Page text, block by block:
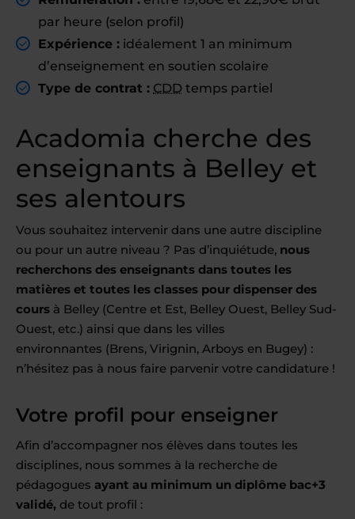
par heure (selon profil)
Expérience : idéalement 1 an minimum
d’enseignement en soutien scolaire
Type de contrat : CDD temps partiel
Acadomia cherche des
enseignants à Belley et
ses alentours
Vous souhaitez intervenir dans une autre discipline
ou pour un autre niveau ? Pas d’inquiétude, nous
recherchons des enseignants dans toutes les
matières et toutes les classes pour dispenser des
cours à Belley (Centre et Est, Belley Ouest, Belley Sud-
Ouest, etc.) ainsi que dans les villes
environnantes (Brens, Virignin, Arboys en Bugey) :
n’hésitez pas à nous faire parvenir votre candidature !
Votre profil pour enseigner
Afin d’accompagner nos élèves dans toutes les
disciplines, nous sommes à la recherche de
pédagogues ayant au minimum un diplôme bac+3
validé, de tout profil :